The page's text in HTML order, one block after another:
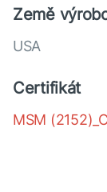
Země
USA
Certifikát
MSM